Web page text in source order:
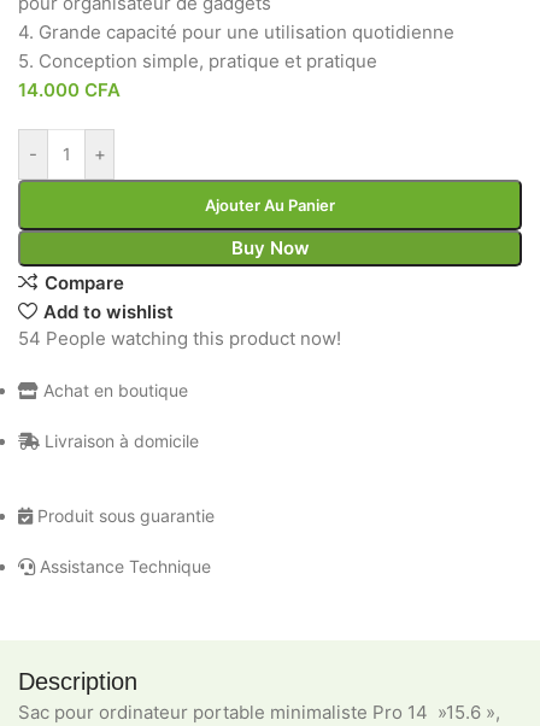
4. Grande capacité pour une utilisation quotidienne
5. Conception simple, pratique et pratique
14.000CFA
- +
Ajouter Au Panier
Buy Now
Compare
Add to wishlist
54 People watching this product now!
Achat en boutique
Livraison à domicile
Produit sous guarantie
Assistance Technique
Description
Sac pour ordinateur portable minimaliste Pro 14 »15.6 »,